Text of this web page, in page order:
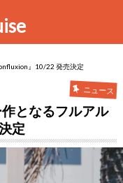
』10/22 発売決定
ニュース
となるフルアル
定